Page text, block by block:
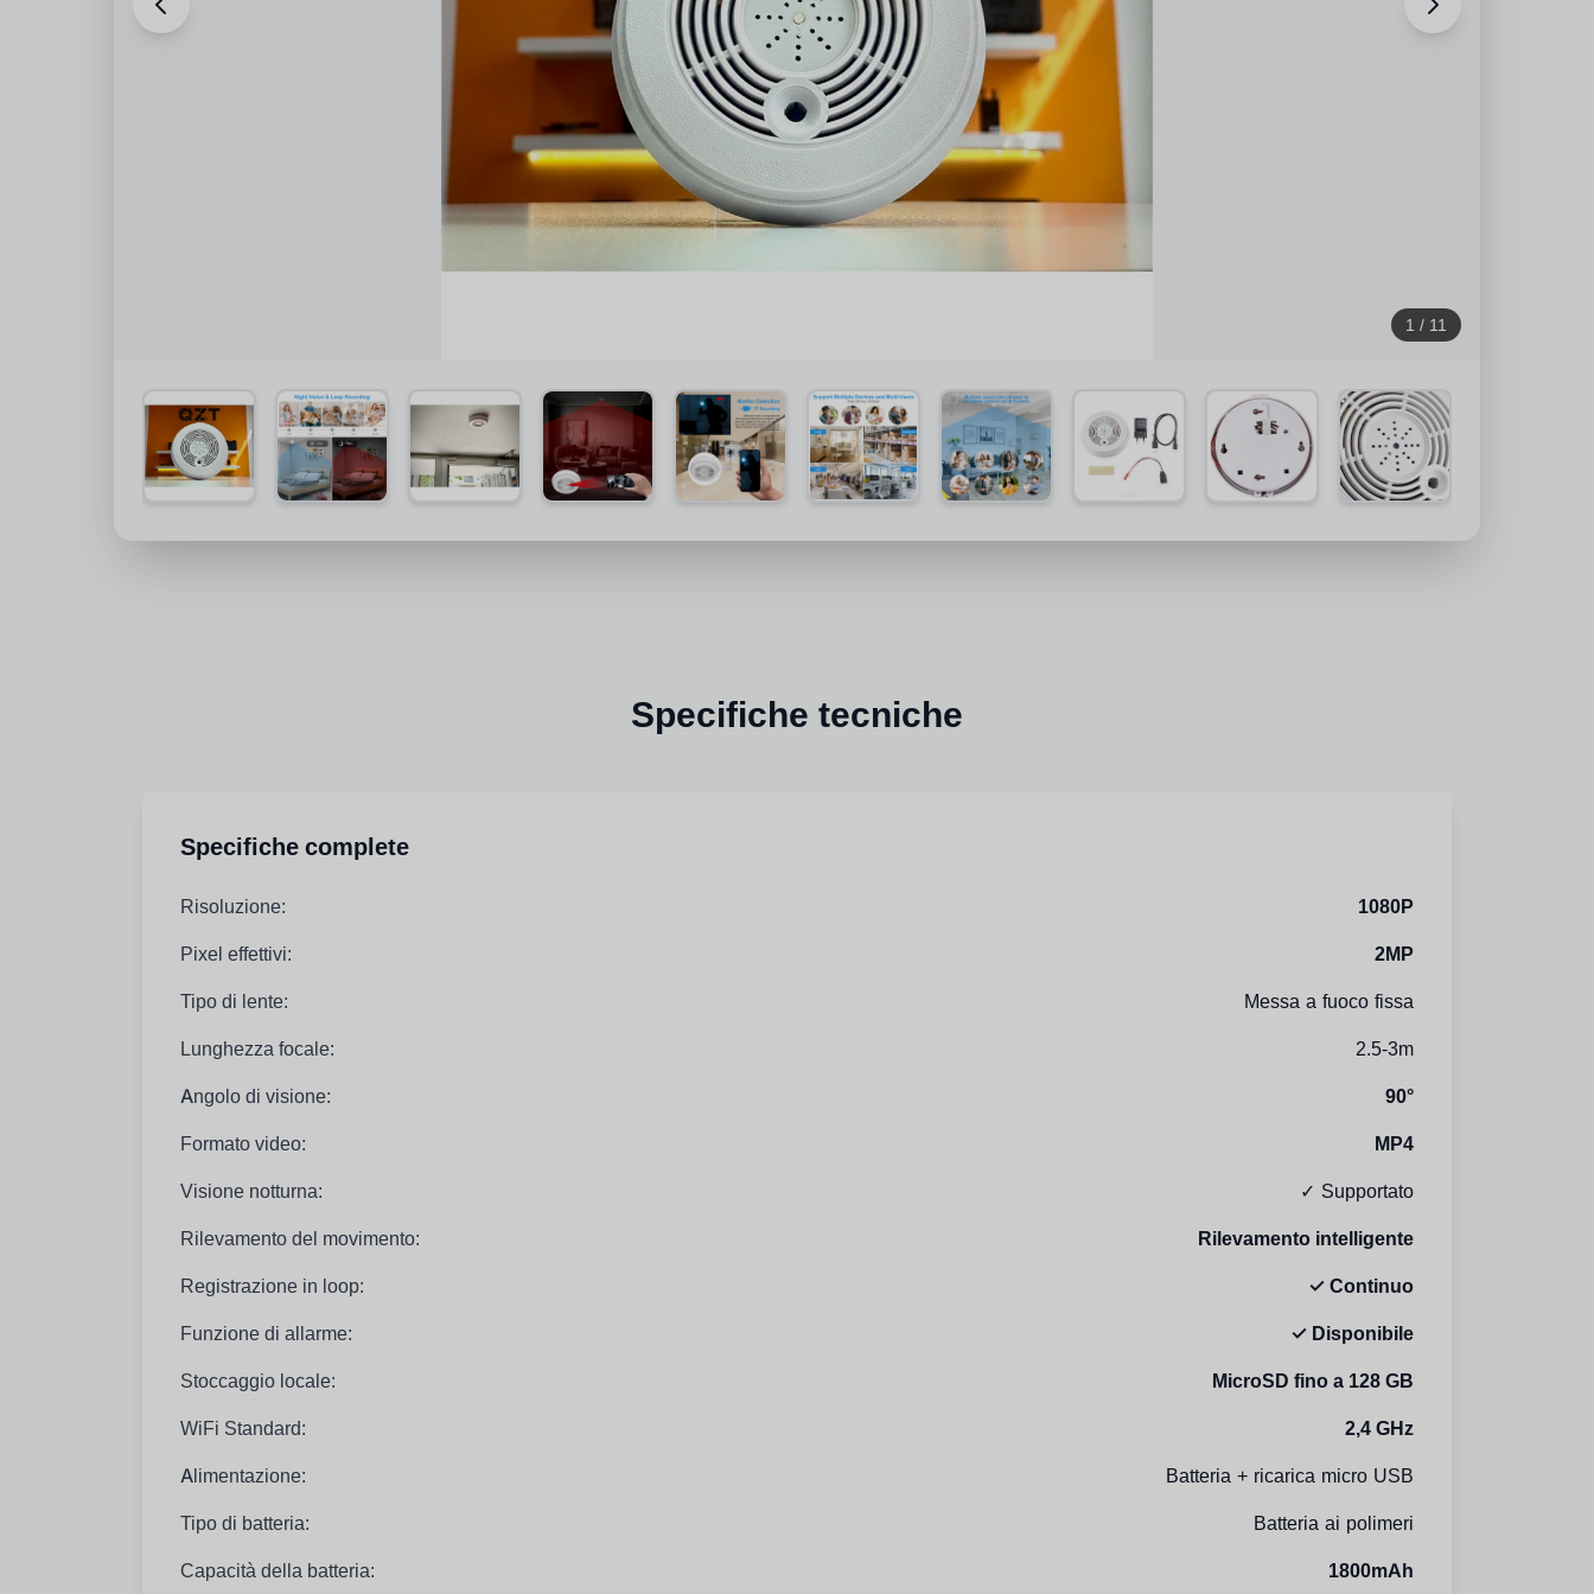
1 / 11
Specifiche tecniche
Specifiche complete
Risoluzione:
1080P
Pixel effettivi:
2MP
Tipo di lente:
Messa a fuoco fissa
Lunghezza focale:
2.5-3m
Angolo di visione:
90°
Formato video:
MP4
Visione notturna:
✓ Supportato
Rilevamento del movimento:
Rilevamento intelligente
Registrazione in loop:
✓ Continuo
Funzione di allarme:
✓ Disponibile
Stoccaggio locale:
MicroSD fino a 128 GB
WiFi Standard:
2,4 GHz
Alimentazione:
Batteria + ricarica micro USB
Tipo di batteria:
Batteria ai polimeri
Capacità della batteria:
1800mAh